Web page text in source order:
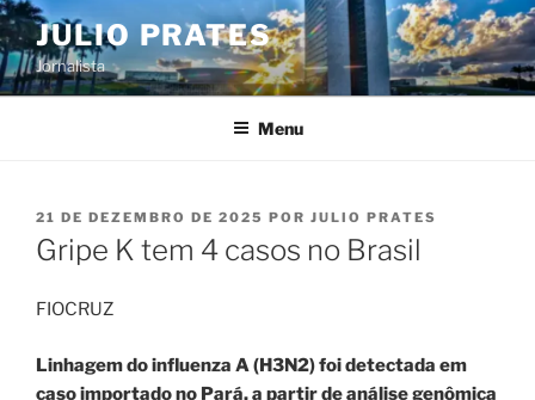
Pular
para
o
conteúdo
JULIO PRATES
Jornalista
Menu
PUBLICADO
EM
21 DE DEZEMBRO DE 2025 POR JULIO PRATES
Gripe K tem 4 casos no Brasil
FIOCRUZ
Linhagem do influenza A (H3N2) foi detectada em
caso importado no Pará, a partir de análise genômica